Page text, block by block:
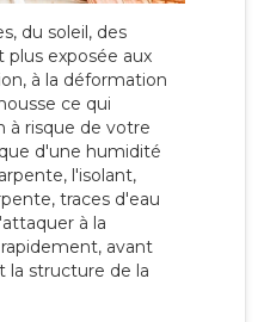
du soleil, des
exposée aux
à la déformation
ce qui
à risque de votre
d'une humidité
l'isolant,
traces d'eau
à la
avant
la structure de la